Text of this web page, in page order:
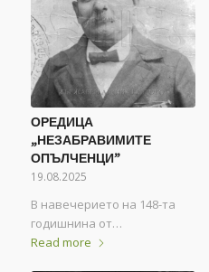
ОРЕДИЦА
„НЕЗАБРАВИМИТЕ
ОПЪЛЧЕНЦИ”
19.08.2025
В навечерието на 148-та
годишнина от…
Read more